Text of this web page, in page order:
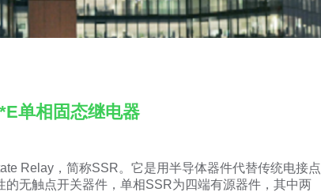
单相固态继电器
Relay，简称SSR。它是用半导体器件代替传统电接点
的无触点开关器件，单相SSR为四端有源器件，其中两